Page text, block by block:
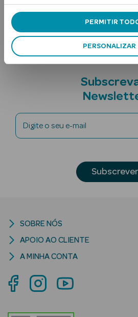
PERMITIR
PERSONALIZAR
Corpo
Rosto e
Contra-indicações
Ingredientes
Digite o seu e-mail
Subscrever
SOBRE NÓS
APOIO AO CLIENTE
A MINHA CONTA